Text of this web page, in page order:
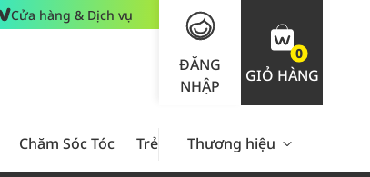
Cửa hàng & Dịch vụ
ĐĂNG
NHẬP
0
GIỎ HÀNG
Chăm Sóc Tóc Trẻ Em Nam Giới Chăm Sóc
Thương hiệu